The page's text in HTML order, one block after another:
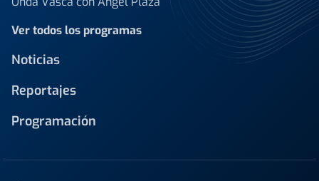
Ver todos los programas
Noticias
Reportajes
Programación